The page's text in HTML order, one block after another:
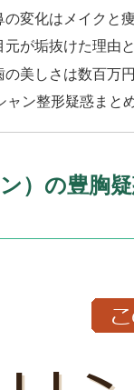
の変化はメイクと
元が垢抜けた理由
の美しさは数百万
ャン整形疑惑まと
）の豊胸